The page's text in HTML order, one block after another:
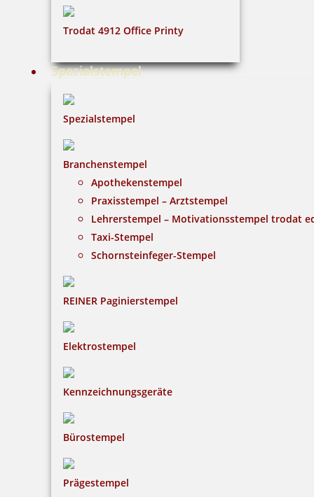
Trodat 4912 Office Printy
Spezialstempel
Spezialstempel
Branchenstempel
Apothekenstempel
Praxisstempel – Arztstempel
Lehrerstempel – Motivationsstempel trodat
Taxi-Stempel
Schornsteinfeger-Stempel
REINER Paginierstempel
Elektrostempel
Kennzeichnungsgeräte
Bürostempel
Prägestempel